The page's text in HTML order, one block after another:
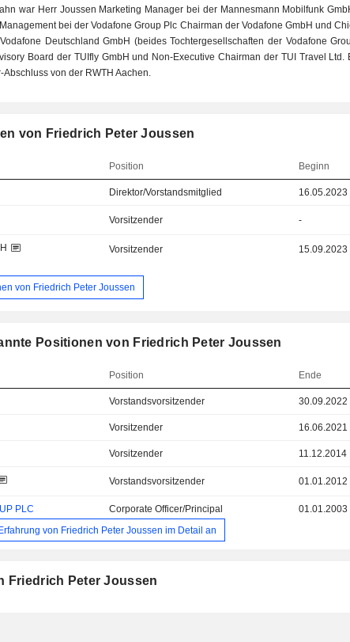
war Herr Joussen Marketing Manager bei der Mannesmann Mobilfunk
bei der Vodafone Group Plc Chairman der Vodafone GmbH und
Deutschland GmbH (beides Tochtergesellschaften der Vodafone
Board der TUIfly GmbH und Non-Executive Chairman der TUI Travel Ltd.
von der RWTH Aachen.
von Friedrich Peter Joussen
Position Beginn
Direktor/Vorstandsmitglied 16.05.2023
Vorsitzender -
Vorsitzender 15.09.2023
von Friedrich Peter Joussen
Positionen von Friedrich Peter Joussen
Position Ende
Vorstandsvorsitzender 30.09.2022
Vorsitzender 16.06.2021
Vorsitzender 11.12.2014
Vorstandsvorsitzender 01.01.2012
PLC Corporate Officer/Principal
01.01.2003
von Friedrich Peter Joussen im Detail an
Friedrich Peter Joussen